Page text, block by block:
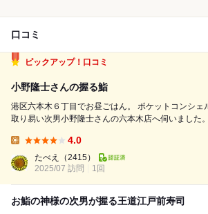
口コミ
ピックアップ！口コミ
小野隆士さんの握る鮨
港区六本木６丁目でお昼ごはん。 ポケットコンシェルジュからの予約も
取り易い次男小野隆士さんの六本木店へ伺いました。 六本木ヒルズのレ
分かりにくい位置にあるかもしれません。 都営地下鉄大江戸線・六本木
駅からですと...
4.0
たべえ
（2415）
2025/07 訪問
1回
お鮨の神様の次男が握る王道江戸前寿司